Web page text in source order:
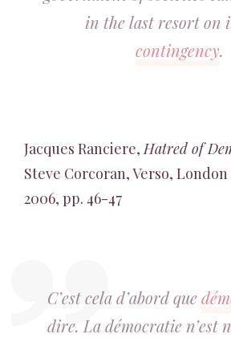
in the last resort on
contingency.
Jacques Ranciere,Hatred of
Steve Corcoran, Verso,
2006, pp. 46-47
C’est cela d’abord que
dire. La démocratie n’est